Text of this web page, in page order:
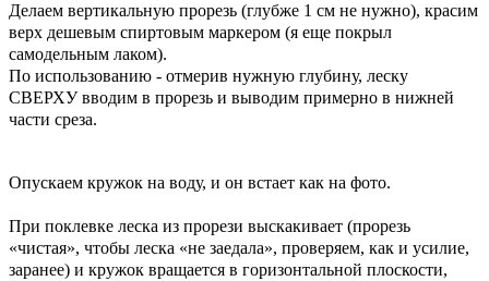
Делаем вертикальную прорезь (глубже 1 см не нужно), красим
верх дешевым спиртовым маркером (я еще покрыл
самодельным лаком).
По использованию - отмерив нужную глубину, леску
СВЕРХУ вводим в прорезь и выводим примерно в нижней
части среза.
Опускаем кружок на воду, и он встает как на фото.
При поклевке леска из прорези выскакивает (прорезь
«чистая», чтобы леска «не заедала», проверяем, как и усилие,
заранее) и кружок вращается в горизонтальной плоскости,